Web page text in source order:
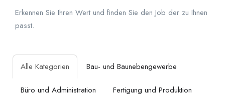
Erkennen Sie Ihren Wert und finden Sie den Job der zu Ihnen
passt.
Alle Kategorien Bau- und Baunebengewerbe
Büro und Administration Fertigung und Produktion